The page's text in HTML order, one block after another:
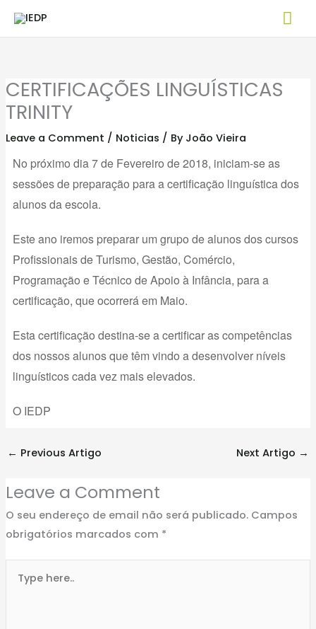
CERTIFICAÇÕES LINGUÍSTICAS
TRINITY
Leave a Comment / Noticias / By João Vieira
No próximo dia 7 de Fevereiro de 2018, iniciam-se as
sessões de preparação para a certificação linguística dos
alunos da escola.
Este ano iremos preparar um grupo de alunos dos cursos
Profissionais de Turismo, Gestão, Comércio,
Programação e Técnico de Apoio à Infância, para a
certificação, que ocorrerá em Maio.
Esta certificação destina-se a certificar as competências
dos nossos alunos que têm vindo a desenvolver níveis
linguísticos cada vez mais elevados.
O IEDP
← Previous Artigo Next Artigo →
Leave a Comment
O seu endereço de email não será publicado. Campos
obrigatórios marcados com *
here..